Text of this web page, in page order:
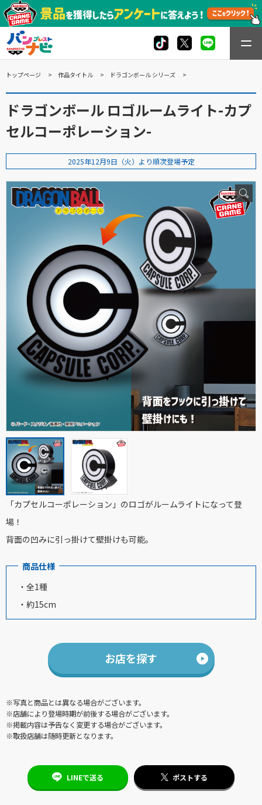
トップページ 作品タイトル ドラゴンボール シリーズ
ドラゴンボール ロゴルームライト-カプ
セルコーポレーション-
2025年12月9日（火）より順次登場予定
「カプセルコーポレーション」のロゴがルームライトになって登
場！
背面の凹みに引っ掛けて壁掛けも可能。
商品仕様
・全1種
・約15cm
お店を探す
※写真と商品とは異なる場合がございます。
※店舗により登場時期が前後する場合がございます。
※掲載内容は予告なく変更する場合がございます。
※取扱店舗は随時更新となります。
LINEで送る ポストする